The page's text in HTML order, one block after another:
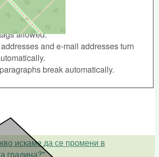
allowed.
and e-mail addresses turn
break automatically.
искаме да се промени в
градина?"